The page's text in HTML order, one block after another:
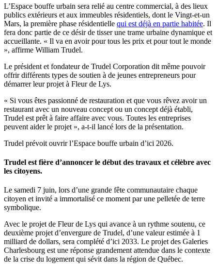
L’Espace bouffe urbain sera relié au centre commercial, à des lieux
publics extérieurs et aux immeubles résidentiels, dont le Vingt-et-un
Mars, la première phase résidentielle qui est déjà en partie habitée. Il
fera donc partie de ce désir de tisser une trame urbaine dynamique et
accueillante. « Il va en avoir pour tous les prix et pour tout le monde
», affirme William Trudel.
Le président et fondateur de Trudel Corporation dit même pouvoir
offrir différents types de soutien à de jeunes entrepreneurs pour
démarrer leur projet à Fleur de Lys.
« Si vous êtes passionné de restauration et que vous rêvez avoir un
restaurant avec un nouveau concept ou un concept déjà établi,
Trudel est prêt à faire affaire avec vous. Toutes les entreprises
peuvent aider le projet », a-t-il lancé lors de la présentation.
Trudel prévoit ouvrir l’Espace bouffe urbain d’ici 2026.
Trudel est fière d’annoncer le début des travaux et célèbre avec
les citoyens.
Le samedi 7 juin, lors d’une grande fête communautaire chaque
citoyen et invité a immortalisé ce moment par une pelletée de terre
symbolique.
Avec le projet de Fleur de Lys qui avance à un rythme soutenu, ce
deuxième projet d’envergure de Trudel, d’une valeur estimée à 1
milliard de dollars, sera complété d’ici 2033. Le projet des Galeries
Charlesbourg est une réponse grandement attendue dans le contexte
de la crise du logement qui sévit dans la région de Québec.